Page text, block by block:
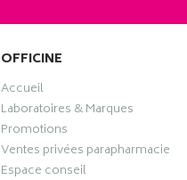
OFFICINE
Accueil
Laboratoires & Marques
Promotions
Ventes privées parapharmacie
Espace conseil